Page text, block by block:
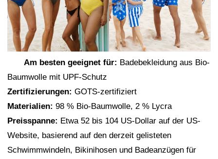
Am besten geeignet für: Badebekleidung aus Bio-
Baumwolle mit UPF-Schutz
Zertifizierungen: GOTS-zertifiziert
Materialien: 98 % Bio-Baumwolle, 2 % Lycra
Preisspanne: Etwa 52 bis 104 US-Dollar auf der US-
Website, basierend auf den derzeit gelisteten
Schwimmwindeln, Bikinihosen und Badeanzügen für